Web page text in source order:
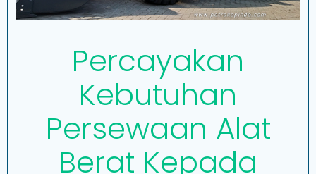
Percayakan
Kebutuhan
Persewaan Alat
Berat Kepada